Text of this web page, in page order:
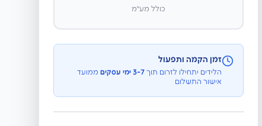
כולל מע״מ
זמן הקמה ותפעול
הלידים יתחילו לזרום תוך 3-7 ימי עסקים
ממועד
אישור התשלום